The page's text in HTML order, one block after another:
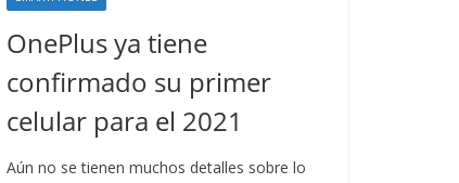
OnePlus ya tiene
confirmado su primer
celular para el 2021
Aún no se tienen muchos detalles sobre lo